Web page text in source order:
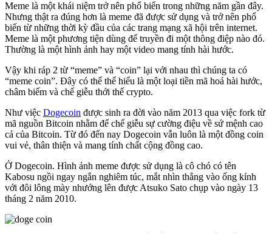
Meme là một khái niệm trở nên phổ biến trong những năm gần đây.
Nhưng thật ra đúng hơn là meme đã được sử dụng và trở nên phổ
biến từ những thời kỳ đầu của các trang mạng xã hội trên internet.
Meme là một phương tiện dùng để truyền đi một thông điệp nào đó.
Thường là một hình ảnh hay một video mang tính hài hước.
Vậy khi ráp 2 từ “meme” và “coin” lại với nhau thì chúng ta có
“meme coin”. Đây có thể thể hiểu là một loại tiền mã hoá hài hước,
châm biếm và chế giễu thới thế crypto.
Như việc Dogecoin được sinh ra đời vào năm 2013 qua việc fork từ
mã nguồn Bitcoin nhằm để chế giễu sự cường điệu về sứ mệnh cao
cả của Bitcoin. Từ đó đến nay Dogecoin vẫn luôn là một đồng coin
vui vẻ, thân thiện và mang tính chất cộng đồng cao.
Ở Dogecoin. Hình ảnh meme được sử dụng là cô chó có tên
Kabosu ngồi ngay ngắn nghiêm túc, mắt nhìn thẳng vào ống kính
với đôi lông mày nhướng lên được Atsuko Sato chụp vào ngày 13
tháng 2 năm 2010.